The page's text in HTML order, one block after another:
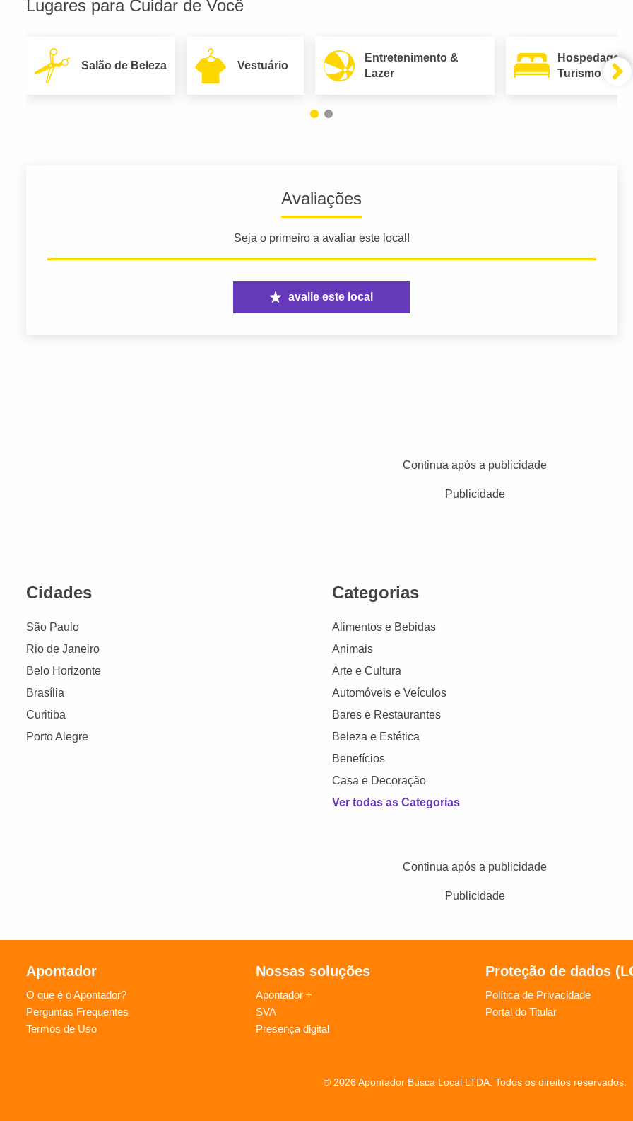
Lugares para Cuidar de Você
Salão de Beleza Vestuário
Entretenimento &
Lazer
Hospedagem
Turismo
Avaliações
Seja o primeiro a avaliar este local!
avalie este local
Continua após a publicidade
Publicidade
Cidades
São Paulo
Rio de Janeiro
Belo Horizonte
Brasília
Curitiba
Porto Alegre
Categorias
Alimentos e Bebidas
Animais
Arte e Cultura
Automóveis e Veículos
Bares e Restaurantes
Beleza e Estética
Benefícios
Casa e Decoração
Ver todas as Categorias
Continua após a publicidade
Publicidade
Apontador
O que é o Apontador?
Perguntas Frequentes
Termos de Uso
Nossas soluções
Apontador +
SVA
Presença digital
Proteção de dados
Política de Privacidade
Portal do Titular
© 2026 Apontador Busca Local LTDA. Todos os direitos reservados.